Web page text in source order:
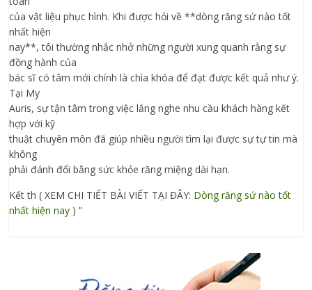
của vật liệu phục hình. Khi được hỏi về **dòng răng sứ nào tốt
nhất hiện
nay**, tôi thường nhắc nhở những người xung quanh rằng sự
đồng hành của
bác sĩ có tâm mới chính là chìa khóa để đạt được kết quả như ý.
Tại My
Auris, sự tận tâm trong việc lắng nghe nhu cầu khách hàng kết
hợp với kỹ
thuật chuyên môn đã giúp nhiều người tìm lại được sự tự tin mà
không
phải đánh đổi bằng sức khỏe răng miệng dài hạn.
Kết th ( XEM CHI TIẾT BÀI VIẾT TẠI ĐÂY: Dòng răng sứ nào tốt
nhất hiện nay ) ”